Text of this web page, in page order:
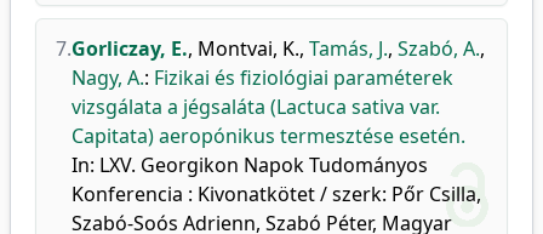
7.Gorliczay, E., Montvai, K., Tamás, J., Szabó, A.,
Nagy, A.: Fizikai és fiziológiai paraméterek
vizsgálata a jégsaláta (Lactuca sativa var.
Capitata) aeropónikus termesztése esetén.
In: LXV. Georgikon Napok Tudományos
Konferencia : Kivonatkötet / szerk: Pőr Csilla,
Szabó-Soós Adrienn, Szabó Péter, Magyar